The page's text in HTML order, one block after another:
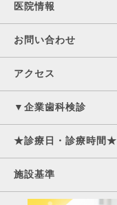
医院情報
お問い合わせ
アクセス
▼企業歯科検診
★診療日・診療時間★
施設基準